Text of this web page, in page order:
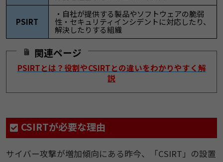
PSIRT
・自社が提供する製品やソフトウェアの脆弱
性・セキュリティインシデントに対応したり、
解決したりする組織
関連ページ
PSIRTとは？役割やCSIRTとの違いをわかりやすく解
説
CSIRTが必要な理由
サイバー攻撃が増加傾向にある昨今、「CSIRT」の設置